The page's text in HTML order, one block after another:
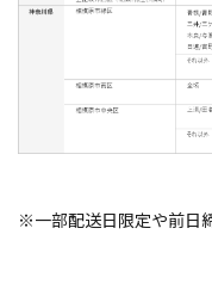
※一部配送日限定や前日